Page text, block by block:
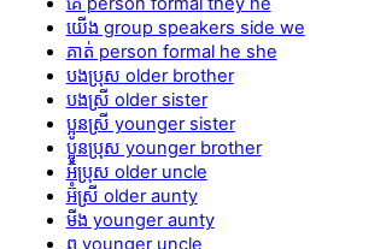
យើង group speakers side we
គាត់ person formal he she
បងប្រុស older brother
បងស្រី older sister
ប្អូនស្រី younger sister
ប្អូនប្រុស younger brother
អ៊ំប្រុស older uncle
អ៊ំស្រី older aunty
មីង younger aunty
ពូ younger uncle